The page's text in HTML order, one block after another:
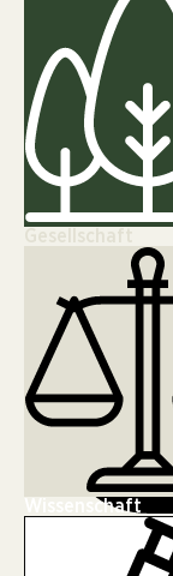
Wissenschaft
FREDA